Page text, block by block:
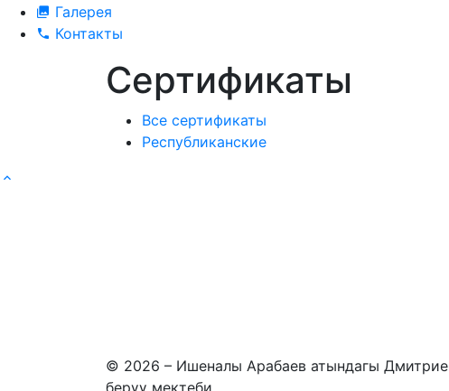
Галерея
Контакты
Сертификаты
Все сертификаты
Республиканские
© 2026 – Ишеналы Арабаев атындагы
берүү мектеби